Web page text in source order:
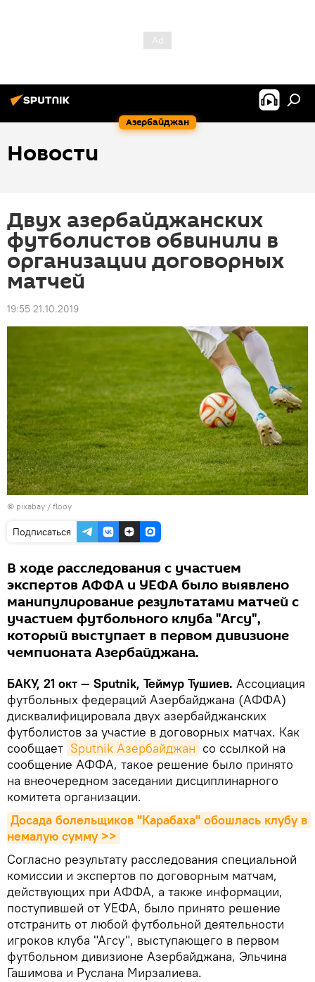
Азербайджан
Новости
Двух азербайджанских
футболистов обвинили в
организации договорных
матчей
19:55 21.10.2019
© pixabay / flooy
Подписаться
В ходе расследования с участием
экспертов АФФА и УЕФА было выявлено
манипулирование результатами матчей с
участием футбольного клуба "Агсу",
который выступает в первом дивизионе
чемпионата Азербайджана.
БАКУ, 21 окт — Sputnik, Теймур Тушиев. Ассоциация
футбольных федераций Азербайджана (АФФА)
дисквалифицировала двух азербайджанских
футболистов за участие в договорных матчах. Как
сообщает Sputnik Азербайджан со ссылкой на
сообщение АФФА, такое решение было принято
на внеочередном заседании дисциплинарного
комитета организации.
Досада болельщиков "Карабаха" обошлась клубу в
немалую сумму >>
Согласно результату расследования специальной
комиссии и экспертов по договорным матчам,
действующих при АФФА, а также информации,
поступившей от УЕФА, было принято решение
отстранить от любой футбольной деятельности
игроков клуба "Агсу", выступающего в первом
футбольном дивизионе Азербайджана, Эльчина
Гашимова и Руслана Мирзалиева.